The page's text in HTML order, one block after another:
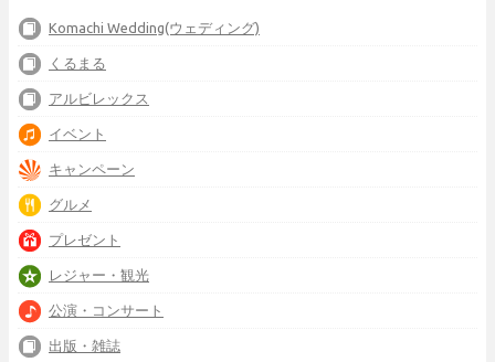
Komachi Wedding(ウェディング)
くるまる
アルビレックス
イベント
キャンペーン
グルメ
プレゼント
レジャー・観光
公演・コンサート
出版・雑誌